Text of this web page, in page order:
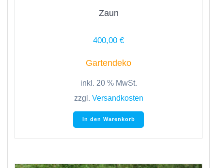
Zaun
400,00 €
Gartendeko
inkl. 20 % MwSt.
zzgl. Versandkosten
In den Warenkorb